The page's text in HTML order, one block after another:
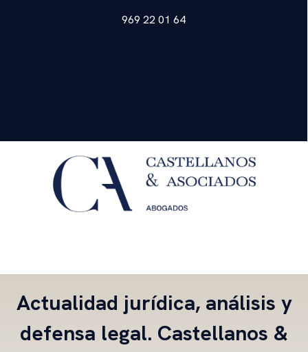
969 22 01 64
Actualidad jurídica, análisis y
defensa legal. Castellanos &